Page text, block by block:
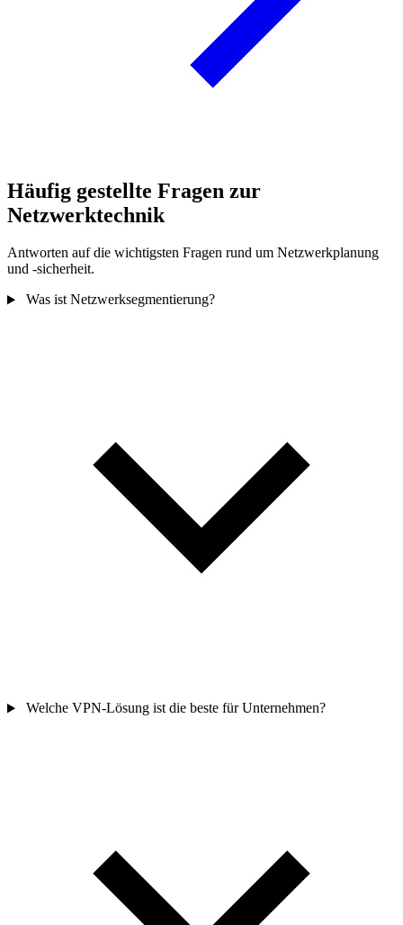
Häufig gestellte Fragen zur
Netzwerktechnik
Antworten auf die wichtigsten Fragen rund um Netzwerkplanung
und -sicherheit.
Was ist Netzwerksegmentierung?
Welche VPN-Lösung ist die beste für Unternehmen?